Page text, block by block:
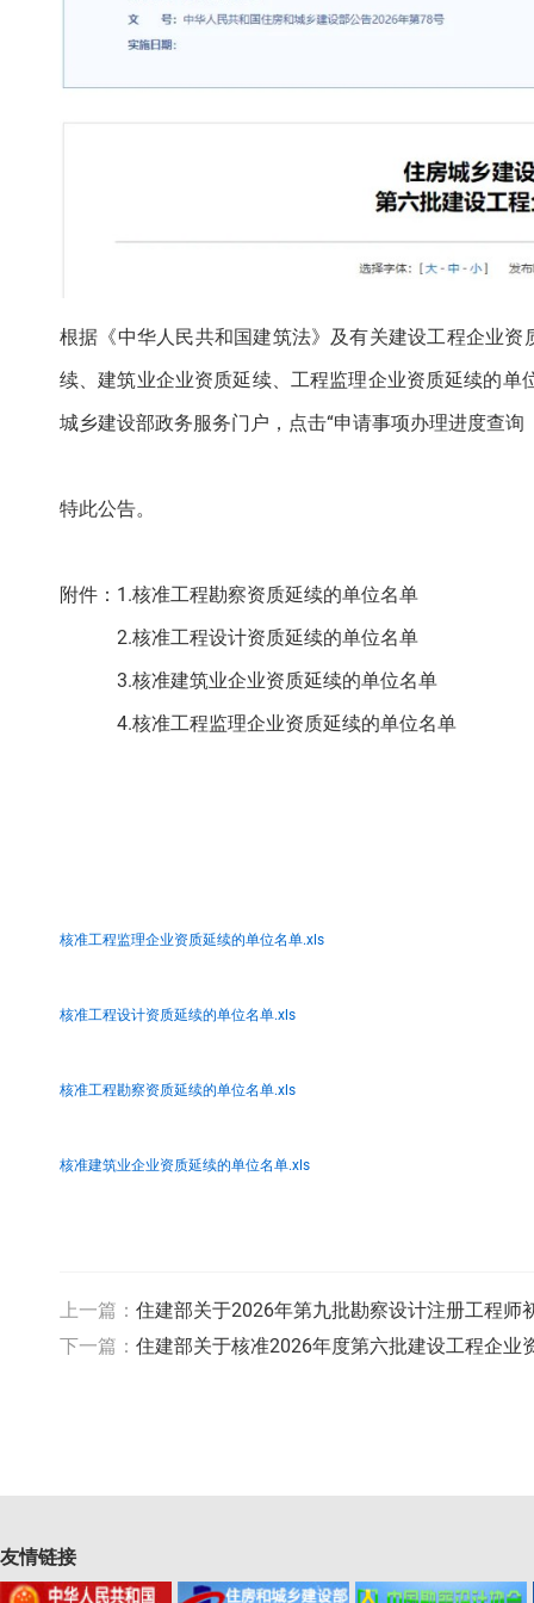
根据《中华人民共和国建筑法》及有关建设工程企业
续、建筑业企业资质延续、工程监理企业资质延续的
城乡建设部政务服务门户，点击“申请事项办理进度查
特此公告。
附件：1.核准工程勘察资质延续的单位名单
2.核准工程设计资质延续的单位名单
3.核准建筑业企业资质延续的单位名单
4.核准工程监理企业资质延续的单位名单
核准工程监理企业资质延续的单位名单.xls
核准工程设计资质延续的单位名单.xls
核准工程勘察资质延续的单位名单.xls
核准建筑业企业资质延续的单位名单.xls
上一篇： 住建部关于2026年第九批勘察设计注册工程师
下一篇： 住建部关于核准2026年度第六批建设工程企业
友情链接